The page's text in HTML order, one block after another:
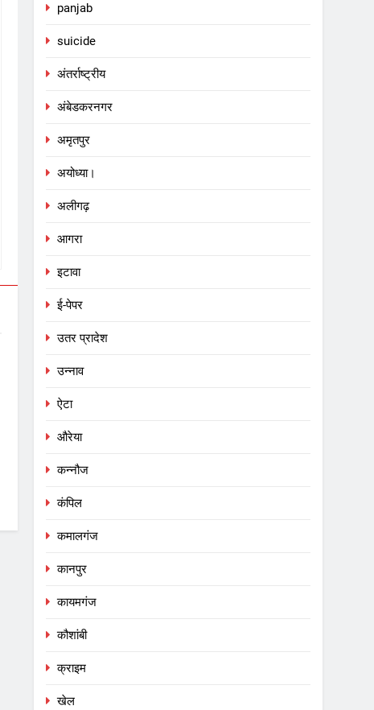
panjab
suicide
अंतर्राष्ट्रीय
अंबेडकरनगर
अमृतपुर
अयोध्या।
अलीगढ़
आगरा
इटावा
ई-पेपर
उतर प्रादेश
उन्नाव
ऐटा
औरेया
कन्नौज
कंपिल
कमालगंज
कानपुर
कायमगंज
कौशांबी
क्राइम
खेल